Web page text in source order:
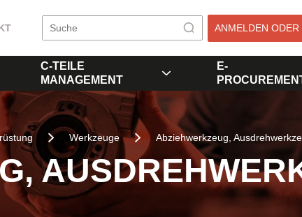
ANMELDEN
C-TEILE
MANAGEMENT
E-
Werkzeuge Abziehwerkzeug,